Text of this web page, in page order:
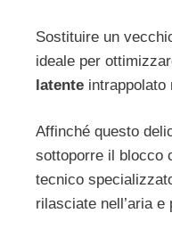
Sostituire un
ideale per
latente intrappolato
Affinché questo
sottoporre il blocco
tecnico
rilasciate nell’aria